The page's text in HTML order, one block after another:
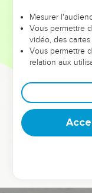
leur foi ou leur
et les saisons
Dans cette
clés pour avancer
deviennent vos
équipe, un
Mesurer
Vous permettre
vidéo, des
Vous permettre
relation aux